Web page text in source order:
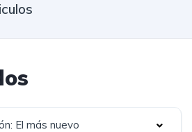
El más nuevo